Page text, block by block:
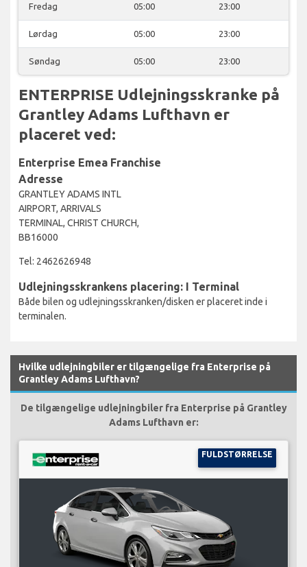
Fredag 05:00 23:00
Lørdag 05:00 23:00
Søndag 05:00 23:00
ENTERPRISE Udlejningsskranke på
Grantley Adams Lufthavn er
placeret ved:
Enterprise Emea Franchise
Adresse
GRANTLEY ADAMS INTL
AIRPORT, ARRIVALS
TERMINAL, CHRIST CHURCH,
BB16000
Tel: 2462626948
Udlejningsskrankens placering: I Terminal
Både bilen og udlejningsskranken/disken er placeret inde i
terminalen.
Hvilke udlejningbiler er tilgængelige fra Enterprise på
Grantley Adams Lufthavn?
De tilgængelige udlejningbiler fra Enterprise på Grantley
Adams Lufthavn er:
FULDSTØRRELSE